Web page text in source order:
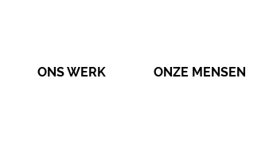
ONS WERK ONZE MENSEN